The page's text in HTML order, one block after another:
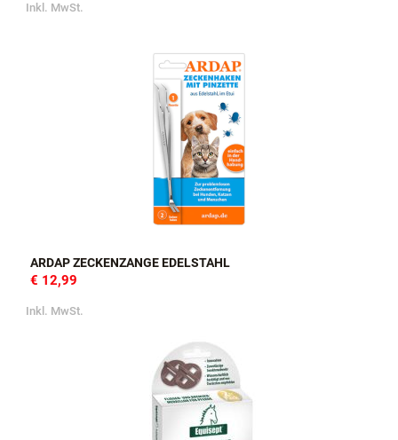
Inkl. MwSt.
ARDAP ZECKENZANGE EDELSTAHL
€ 12,99
Inkl. MwSt.